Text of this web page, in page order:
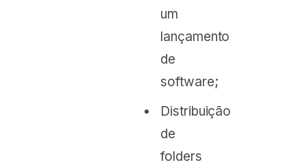
um
lançamento
de
software;
Distribuição
de
folders